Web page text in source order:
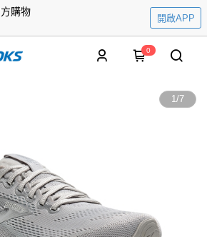
購物
開啟APP
0
1/7